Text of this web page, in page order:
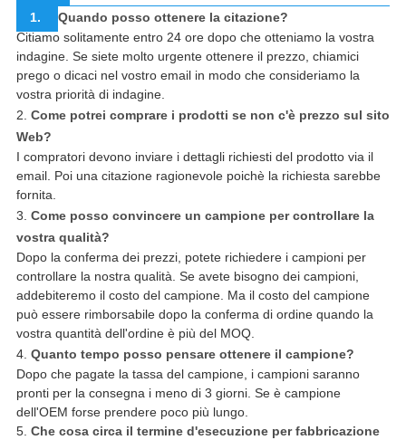
1.
Quando posso ottenere la citazione?
Citiamo solitamente entro 24 ore dopo che otteniamo la vostra
indagine. Se siete molto urgente ottenere il prezzo, chiamici
prego o dicaci nel vostro email in modo che consideriamo la
vostra priorità di indagine.
2. Come potrei comprare i prodotti se non c'è prezzo sul sito
Web?
I compratori devono inviare i dettagli richiesti del prodotto via il
email. Poi una citazione ragionevole poichè la richiesta sarebbe
fornita.
3. Come posso convincere un campione per controllare la
vostra qualità?
Dopo la conferma dei prezzi, potete richiedere i campioni per
controllare la nostra qualità. Se avete bisogno dei campioni,
addebiteremo il costo del campione. Ma il costo del campione
può essere rimborsabile dopo la conferma di ordine quando la
vostra quantità dell'ordine è più del MOQ.
4. Quanto tempo posso pensare ottenere il campione?
Dopo che pagate la tassa del campione, i campioni saranno
pronti per la consegna i meno di 3 giorni. Se è campione
dell'OEM forse prendere poco più lungo.
5. Che cosa circa il termine d'esecuzione per fabbricazione